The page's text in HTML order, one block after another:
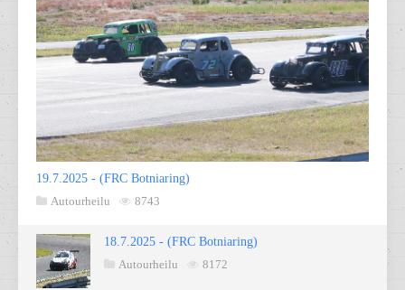
19.7.2025 - (FRC Botniaring)
Autourheilu
8743
18.7.2025 - (FRC Botniaring)
Autourheilu
8172